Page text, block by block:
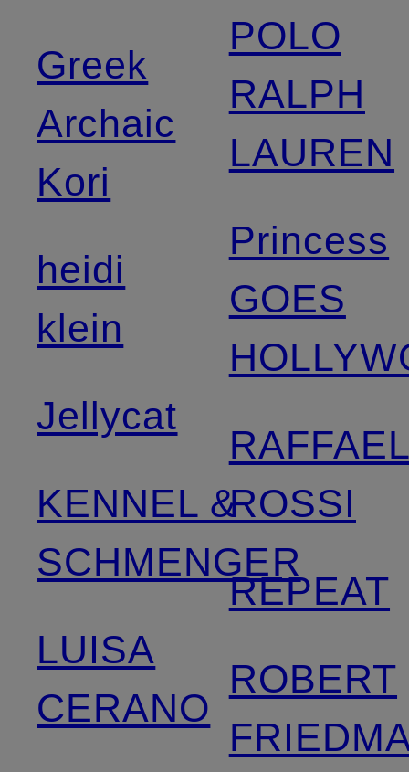
Greek
Archaic
Kori
heidi
klein
Jellycat
KENNEL &
SCHMENGER
LUISA
CERANO
POLO
RALPH
LAUREN
Princess
GOES
ROSSI
REPEAT
ROBERT